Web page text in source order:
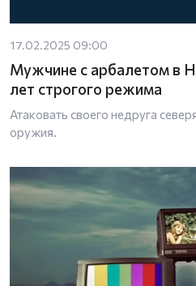
17.02.2025 09:00
Мужчине с арбалетом в
лет строгого режима
Атаковать своего недруга
оружия.